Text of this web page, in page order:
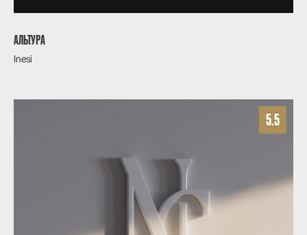
АЛЬТУРА
Inesi
5.5